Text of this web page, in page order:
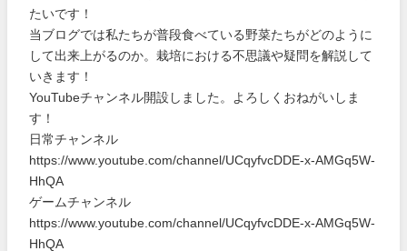
たいです！
当ブログでは私たちが普段食べている野菜たちがどのように
して出来上がるのか。栽培における不思議や疑問を解説して
いきます！
YouTubeチャンネル開設しました。よろしくおねがいしま
す！
日常チャンネル
https://www.youtube.com/channel/UCqyfvcDDE-x-AMGq5W-
HhQA
ゲームチャンネル
https://www.youtube.com/channel/UCqyfvcDDE-x-AMGq5W-
HhQA